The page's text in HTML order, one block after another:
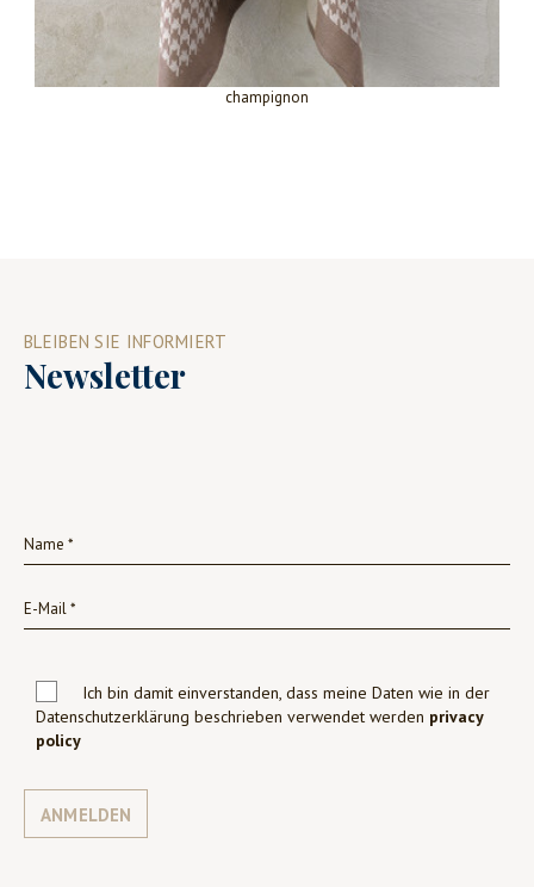
champignon
BLEIBEN SIE INFORMIERT
Newsletter
Ich bin damit einverstanden, dass meine Daten wie in der
Datenschutzerklärung beschrieben verwendet werden privacy
policy
ANMELDEN